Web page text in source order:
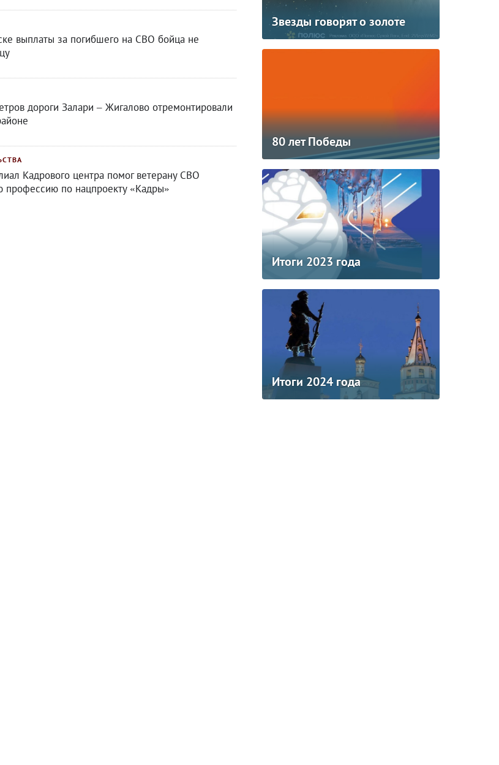
выплаты за погибшего на СВО бойца не
дороги Залари – Жигалово отремонтировали
Кадрового центра помог ветерану СВО
профессию по нацпроекту «Кадры»
Звезды говорят о золоте
80 лет Победы
Итоги 2023 года
Итоги 2024 года